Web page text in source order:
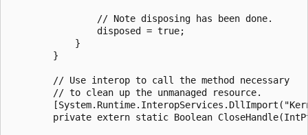
                // Note disposing has been done.
                disposed = true;
            }
        }
        // Use interop to call the method necessary
        // to clean up the unmanaged resource.
private extern static Boolean